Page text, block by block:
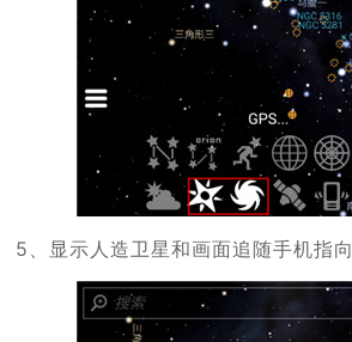
5、显示人造卫星和画面追随手机指向